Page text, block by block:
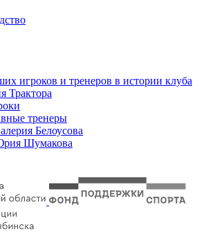
игроков и тренеров в истории клуба
Трактора
тренеры
Белоусова
Шумакова